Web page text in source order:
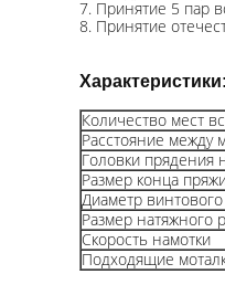
7. Принятие 5 пар
8. Принятие
Характеристики:
Количество мест
Расстояние между
Головки прядения
Размер конца
Диаметр
Размер натяжного
Скорость намотки
Подходящие